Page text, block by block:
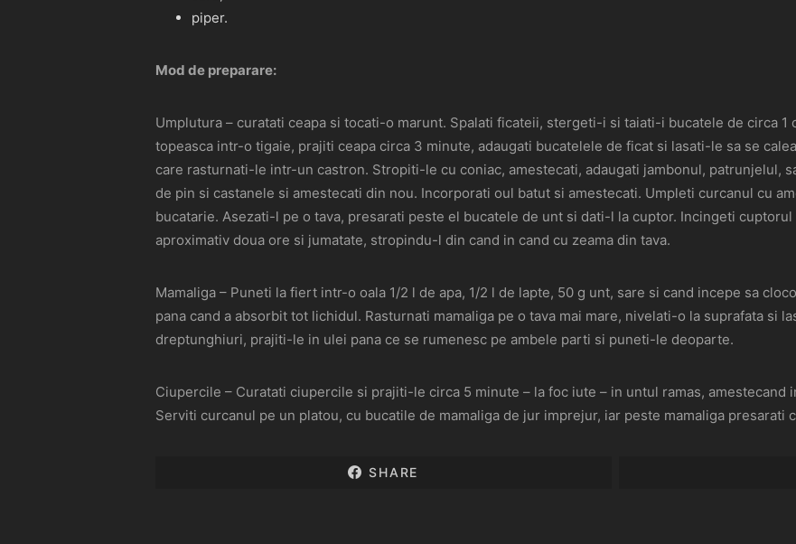
piper.
Mod de preparare:
Umplutura – curatati ceapa si tocati-o marunt. Spalati ficateii, stergeti-i si taiati-i bucatele de circa 1
topeasca intr-o tigaie, prajiti ceapa circa 3 minute, adaugati bucatelele de ficat si lasati-le sa se
care rasturnati-le intr-un castron. Stropiti-le cu coniac, amestecati, adaugati jambonul, patrunjelul,
de pin si castanele si amestecati din nou. Incorporati oul batut si amestecati. Umpleti curcanul cu
bucatarie. Asezati-l pe o tava, presarati peste el bucatele de unt si dati-l la cuptor. Incingeti cuptorul
aproximativ doua ore si jumatate, stropindu-l din cand in cand cu zeama din tava.
Mamaliga – Puneti la fiert intr-o oala 1/2 l de apa, 1/2 l de lapte, 50 g unt, sare si cand incepe sa
pana cand a absorbit tot lichidul. Rasturnati mamaliga pe o tava mai mare, nivelati-o la suprafata si
dreptunghiuri, prajiti-le in ulei pana ce se rumenesc pe ambele parti si puneti-le deoparte.
Ciupercile – Curatati ciupercile si prajiti-le circa 5 minute – la foc iute – in untul ramas,
Serviti curcanul pe un platou, cu bucatile de mamaliga de jur imprejur, iar peste mamaliga presarati
SHARE